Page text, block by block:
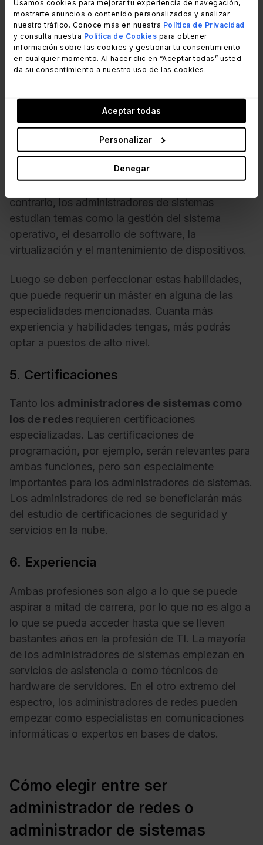
Usamos cookies para mejorar tu experiencia de navegación,
mostrarte anuncios o contenido personalizados y analizar
nuestro tráfico. Conoce más en nuestra Política de Privacidad
y consulta nuestra Política de Cookies para obtener
información sobre las cookies y gestionar tu consentimiento
en cualquier momento. Al hacer clic en “Aceptar todas” usted
da su consentimiento a nuestro uso de las cookies.
Aceptar todas
Personalizar
Denegar
La educación es uno de los ámbitos en los que
más se parecen ambas profesiones. Por ejemplo,
los empleadores suelen exigir, como mínimo, una
licenciatura en informática, ingeniería de software
Pero, en algún momento, ambas carreras se
ramifican para centrarse en la administración de
sistemas o en la administración de redes. Los
administradores de redes suelen centrarse más en
la ciberseguridad, la programación y la
contrario, los administradores de sistemas
estudian temas como la gestión del sistema
operativo, el desarrollo de software, la
virtualización y el mantenimiento de dispositivos.
Luego se deben perfeccionar estas habilidades,
que puede requerir un máster en alguna de las
especialidades mencionadas. Cuanta más
experiencia y habilidades tengas, más podrás
optar a puestos de alto nivel.
5. Certificaciones
Tanto los administradores de sistemas como
los de redes requieren certificaciones
especializadas. Las certificaciones de
programación, por ejemplo, serán relevantes para
ambas funciones, pero son especialmente
importantes para los administradores de sistemas.
Los administradores de red se beneficiarán más
del estudio de certificaciones de seguridad y
servicios en la nube.
6. Experiencia
Ambas profesiones son algo a lo que se puede
aspirar a mitad de carrera, por lo que no es algo a
lo que se pueda acceder hasta que se lleven
bastantes años en la profesión de TI. La mayoría
de los administradores de sistemas empiezan en
servicios de asistencia o como técnicos de
hardware de servidores. En el otro extremo del
espectro, los administradores de redes pueden
empezar como especialistas en comunicaciones
informáticas o expertos en bases de datos.
Cómo elegir entre ser
administrador de redes o
administrador de sistemas